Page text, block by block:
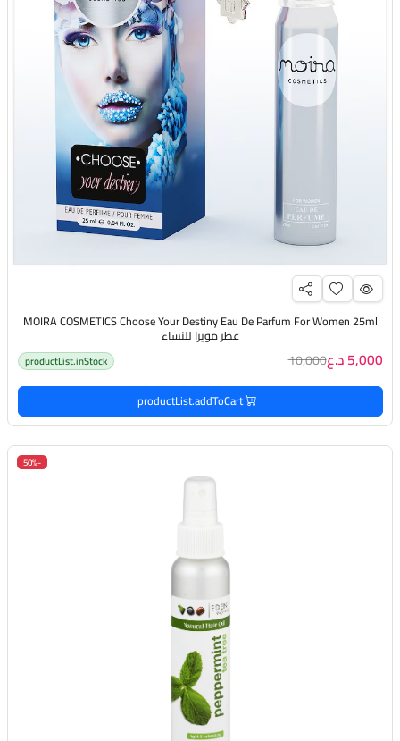
MOIRA COSMETICS Choose Your Destiny Eau De Parfum For Women 25ml
عطر مويرا للنساء
5,000 د.ع 10,000
productList.inStock
productList.addToCart
-50%